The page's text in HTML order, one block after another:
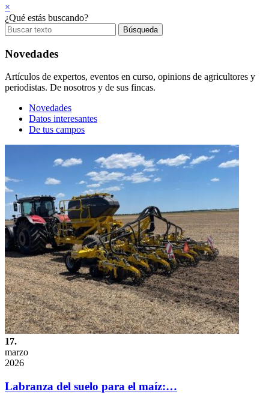
×
¿Qué estás buscando?
Novedades
Artículos de expertos, eventos en curso, opinions de agricultores y
periodistas. De nosotros y de sus fincas.
Novedades
Datos interesantes
De tus campos
17.
marzo
2026
Labranza del suelo para el maíz:…